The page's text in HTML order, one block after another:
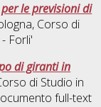
le previsioni di
Corso di
Forli'
di giranti in
di Studio in
full-text